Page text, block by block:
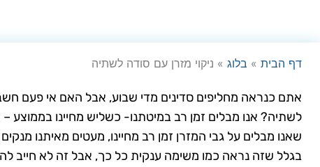
דף הבית » בלוג » ניקוי מזרן עם סודה לשתיה
אתם כנראה מחליפים סדינים מדי שבוע, אבל האם אי פעם
שאנו מבלים על גבי המזרן זמן רב מחיינו, מעטים מאיתנו
בגלל שזה נראה כמו משימה ענקית כל כך, אבל זה לא חייב